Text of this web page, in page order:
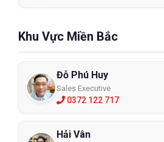
Khu Vực Miền Bắc
Đỗ Phú Huy
Sales Executive
0372 122 717
Hải Vân